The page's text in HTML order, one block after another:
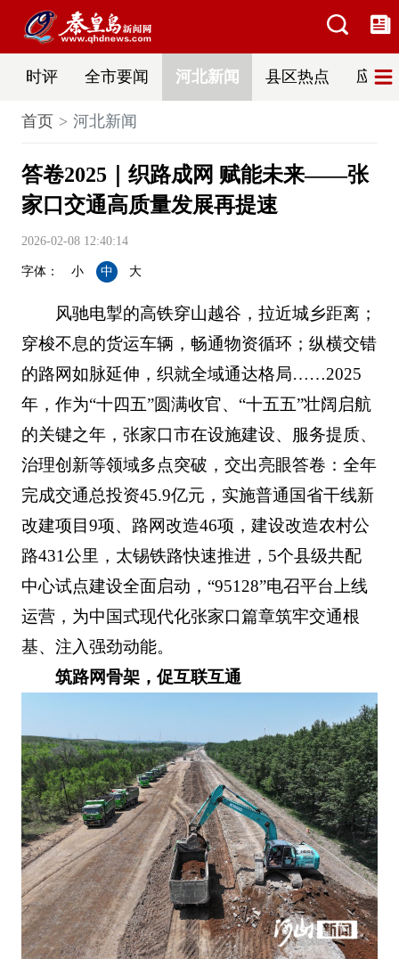
时评 全市要闻 河北新闻 县区热点 应急
首页 河北新闻
答卷2025｜织路成网 赋能未来——张
家口交通高质量发展再提速
2026-02-08 12:40:14
字体： 小 中 大
风驰电掣的高铁穿山越谷，拉近城乡距离；
穿梭不息的货运车辆，畅通物资循环；纵横交错
的路网如脉延伸，织就全域通达格局……2025
年，作为“十四五”圆满收官、“十五五”壮阔启航
的关键之年，张家口市在设施建设、服务提质、
治理创新等领域多点突破，交出亮眼答卷：全年
完成交通总投资45.9亿元，实施普通国省干线新
改建项目9项、路网改造46项，建设改造农村公
路431公里，太锡铁路快速推进，5个县级共配
中心试点建设全面启动，“95128”电召平台上线
运营，为中国式现代化张家口篇章筑牢交通根
基、注入强劲动能。
筑路网骨架，促互联互通